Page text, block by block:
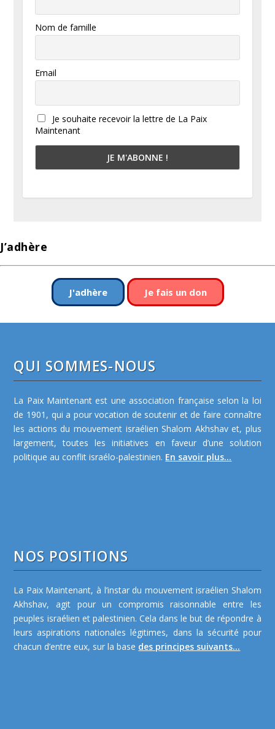
Nom de famille
Email
Je souhaite recevoir la lettre de La Paix
Maintenant
J’adhère
J'adhère Je fais un don
QUI SOMMES-NOUS
La Paix Maintenant est une association française selon la loi
de 1901, qui a pour vocation de soutenir et de faire connaître
les actions du mouvement israélien Shalom Akhshav et, plus
largement, toutes les initiatives en faveur d’une solution
politique au conflit israélo-palestinien. En savoir plus...
NOS POSITIONS
La Paix Maintenant, à l’instar du mouvement israélien Shalom
Akhshav, agit pour un compromis raisonnable entre les
peuples israélien et palestinien. Cela dans le but de répondre à
leurs aspirations nationales légitimes, dans la sécurité pour
chacun d’entre eux, sur la base des principes suivants...